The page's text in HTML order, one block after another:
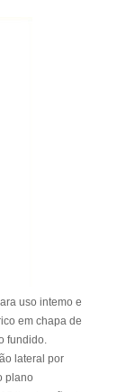
uso intemo e
em chapa de
fundido.
lateral por
plano